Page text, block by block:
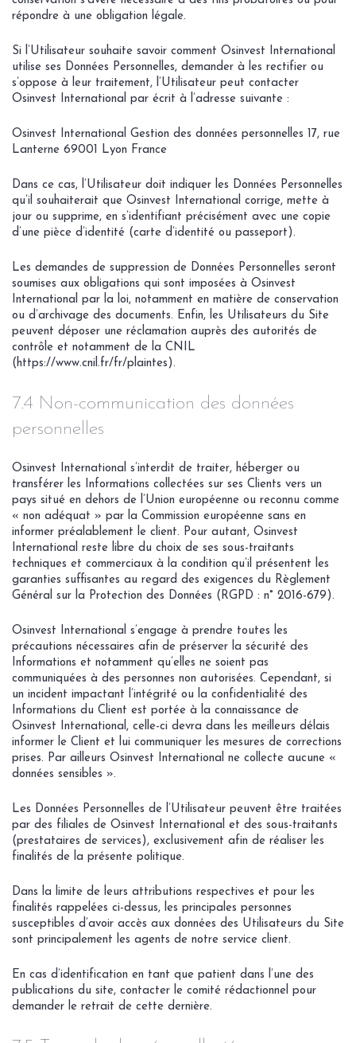
répondre à une obligation légale.
Si l’Utilisateur souhaite savoir comment Osinvest International
utilise ses Données Personnelles, demander à les rectifier ou
s’oppose à leur traitement, l’Utilisateur peut contacter
Osinvest International par écrit à l’adresse suivante :
Osinvest International Gestion des données personnelles 17, rue
Lanterne 69001 Lyon France
Dans ce cas, l’Utilisateur doit indiquer les Données Personnelles
qu’il souhaiterait que Osinvest International corrige, mette à
jour ou supprime, en s’identifiant précisément avec une copie
d’une pièce d’identité (carte d’identité ou passeport).
Les demandes de suppression de Données Personnelles seront
soumises aux obligations qui sont imposées à Osinvest
International par la loi, notamment en matière de conservation
ou d’archivage des documents. Enfin, les Utilisateurs du Site
peuvent déposer une réclamation auprès des autorités de
contrôle et notamment de la CNIL
(https://www.cnil.fr/fr/plaintes).
7.4 Non-communication des données
personnelles
Osinvest International s’interdit de traiter, héberger ou
transférer les Informations collectées sur ses Clients vers un
pays situé en dehors de l’Union européenne ou reconnu comme
« non adéquat » par la Commission européenne sans en
informer préalablement le client. Pour autant, Osinvest
International reste libre du choix de ses sous-traitants
techniques et commerciaux à la condition qu’il présentent les
garanties suffisantes au regard des exigences du Règlement
Général sur la Protection des Données (RGPD : n° 2016-679).
Osinvest International s’engage à prendre toutes les
précautions nécessaires afin de préserver la sécurité des
Informations et notamment qu’elles ne soient pas
communiquées à des personnes non autorisées. Cependant, si
un incident impactant l’intégrité ou la confidentialité des
Informations du Client est portée à la connaissance de
Osinvest International, celle-ci devra dans les meilleurs délais
informer le Client et lui communiquer les mesures de corrections
prises. Par ailleurs Osinvest International ne collecte aucune «
données sensibles ».
Les Données Personnelles de l’Utilisateur peuvent être traitées
par des filiales de Osinvest International et des sous-traitants
(prestataires de services), exclusivement afin de réaliser les
finalités de la présente politique.
Dans la limite de leurs attributions respectives et pour les
finalités rappelées ci-dessus, les principales personnes
susceptibles d’avoir accès aux données des Utilisateurs du Site
sont principalement les agents de notre service client.
En cas d’identification en tant que patient dans l’une des
publications du site, contacter le comité rédactionnel pour
demander le retrait de cette dernière.